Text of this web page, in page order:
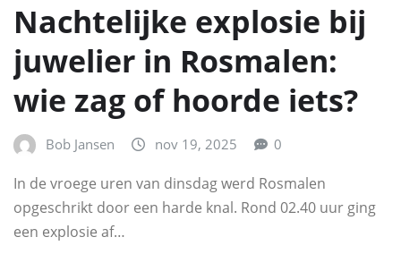
Nachtelijke explosie bij
juwelier in Rosmalen:
wie zag of hoorde iets?
Bob Jansen nov 19, 2025 0
In de vroege uren van dinsdag werd Rosmalen
opgeschrikt door een harde knal. Rond 02.40 uur ging
een explosie af…